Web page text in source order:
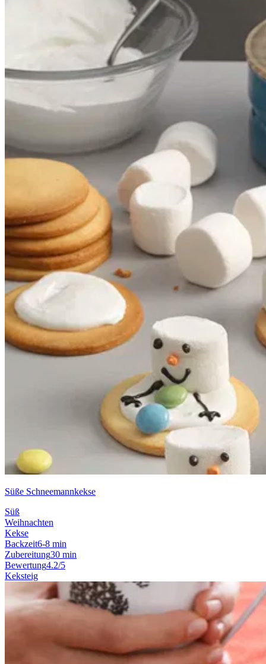
Süße Schneemannkekse
Süß
Weihnachten
Kekse
Backzeit6-8 min
Zubereitung30 min
Bewertung4.2/5
Keksteig